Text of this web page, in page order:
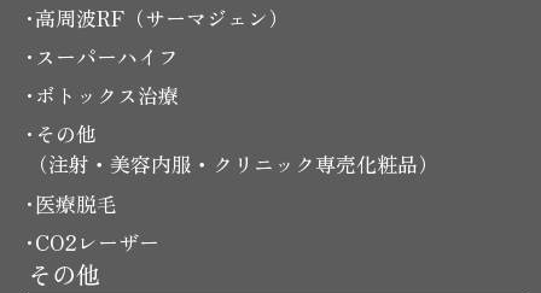
高周波RF（サーマジェン）
スーパーハイフ
ボトックス治療
その他
（注射・美容内服・クリニック専売化粧品）
医療脱毛
CO2レーザー
その他